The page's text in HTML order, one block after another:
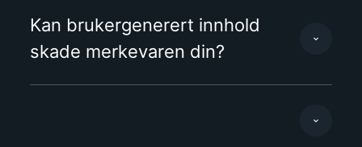
Kan brukergenerert innhold
skade merkevaren din?